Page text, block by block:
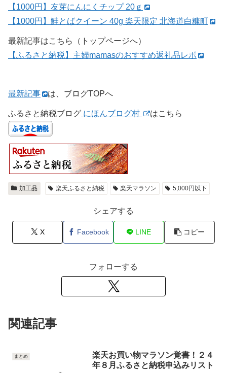
【1000円】友芽にんにくチップ 20ｇ
【1000円】鮭とばクイーン 40g 楽天限定 北海道白糠町
最新記事はこちら（トップページへ）
【ふるさと納税】主婦mamasのおすすめ返礼品レポ
最新記事 は、ブログTOPへ
ふるさと納税ブログ にほんブログ村 はこちら
加工品 楽天ふるさと納税 楽天マラソン 5,000円以下
シェアする
X Facebook LINE コピー
フォローする
関連記事
まとめ
楽天お買い物マラソン覚書！２４
年８月ふるさと納税申込みリスト